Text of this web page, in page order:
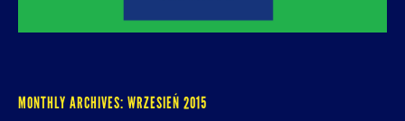
MONTHLY ARCHIVES: WRZESIEŃ 2015